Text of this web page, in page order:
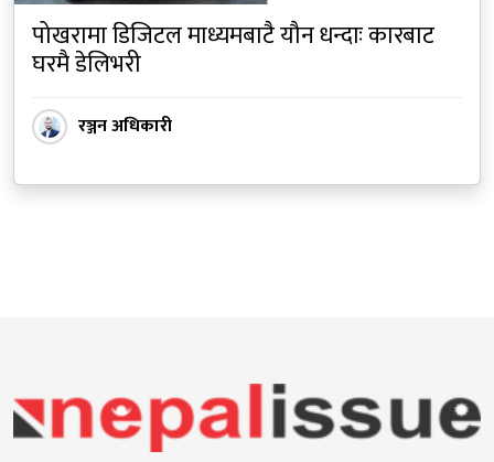
पोखरामा डिजिटल माध्यमबाटै यौन धन्दाः कारबाट
घरमै डेलिभरी
रञ्जन अधिकारी